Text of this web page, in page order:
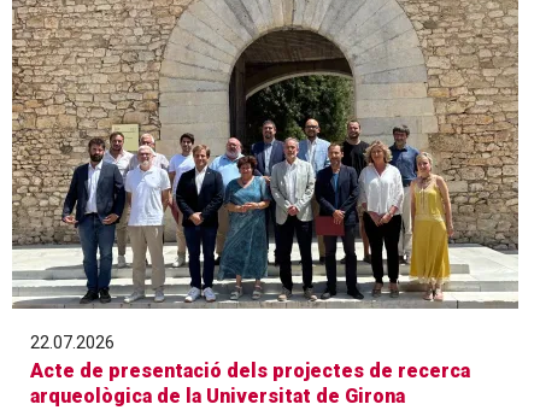
22.07.2026
Acte de presentació dels projectes de recerca
arqueològica de la Universitat de Girona